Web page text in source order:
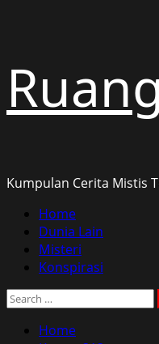
to
content
Kumpulan Cerita Mistis
Primary
Menu
Home
Dunia Lain
Misteri
Konspirasi
Search
Home